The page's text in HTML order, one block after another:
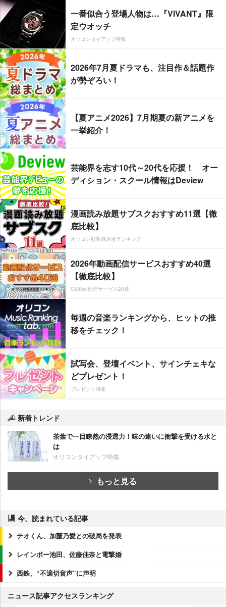
一番似合う登場人物は…『VIVANT』限
定ウオッチ
オリコンタイアップ特集
2026年7月夏ドラマも、注目作＆話題作
が勢ぞろい！
【夏アニメ2026】7月期夏の新アニメを
一挙紹介！
芸能界を志す10代～20代を応援！ オー
ディション・スクール情報はDeview
漫画読み放題サブスクおすすめ11選【徹
底比較】
オリコン顧客満足度ランキング
2026年動画配信サービスおすすめ40選
【徹底比較】
CS動画配信サービス20選
毎週の音楽ランキングから、ヒットの推
移をチェック！
試写会、登壇イベント、サインチェキな
どプレゼント！
プレゼント特集
新着トレンド
茶葉で一目瞭然の浸透力！味の違いに衝撃を受ける水と
は
オリコンタイアップ特集
もっと見る
今、読まれている記事
テオくん、加藤乃愛との破局を発表
レインボー池田、佐藤佳奈と電撃婚
西鉄、“不適切音声”に声明
ニュース記事アクセスランキング